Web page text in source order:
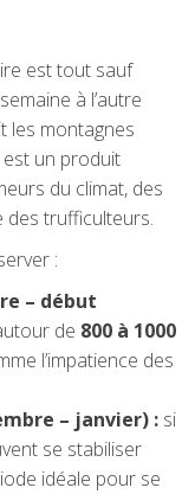
est tout sauf
à l’autre
les montagnes
un produit
du climat, des
des trufficulteurs.
:
– début
de 800 à 1000
l’impatience des
– janvier) : si
se stabiliser
idéale pour se